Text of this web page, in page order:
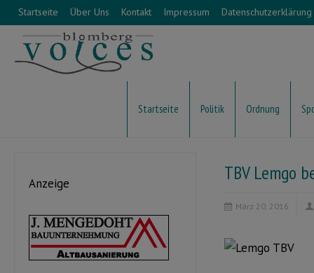
Startseite Über Uns Kontakt Impressum Datenschutzerklärung
Startseite Politik Ordnung
TBV Lemgo
März 20, 2016
Anzeige